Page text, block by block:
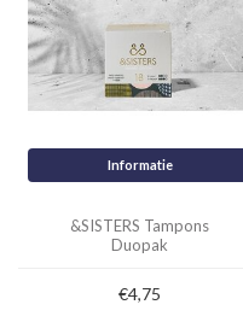
Informatie
&SISTERS Tampons
Duopak
€4,75